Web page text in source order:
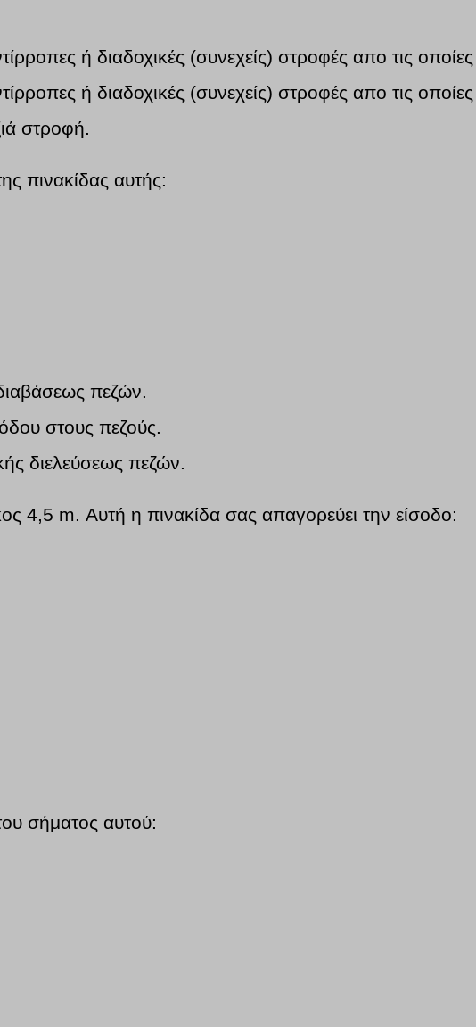
ή διαδοχικές (συνεχείς) στροφές απο τις
ή διαδοχικές (συνεχείς) στροφές απο τις
στροφή.
πινακίδας αυτής:
πεζών.
στους πεζούς.
διελεύσεως πεζών.
4,5 m. Αυτή η πινακίδα σας απαγορεύει την είσοδο:
σήματος αυτού: